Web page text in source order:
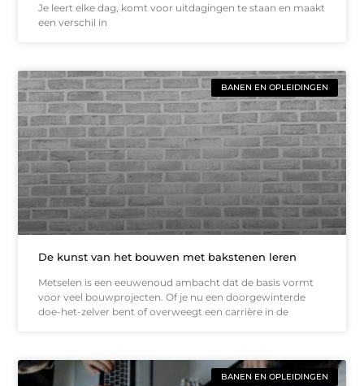
Je leert elke dag, komt voor uitdagingen te staan en maakt
een verschil in
BANEN EN OPLEIDINGEN
De kunst van het bouwen met bakstenen leren
Metselen is een eeuwenoud ambacht dat de basis vormt
voor veel bouwprojecten. Of je nu een doorgewinterde
doe-het-zelver bent of overweegt een carrière in de
BANEN EN OPLEIDINGEN